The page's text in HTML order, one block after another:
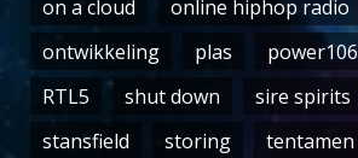
on a cloud
online hiphop radio
ontwikkeling
plas power106
RTL5
shut down sire spirits
stansfield
storing tentamen